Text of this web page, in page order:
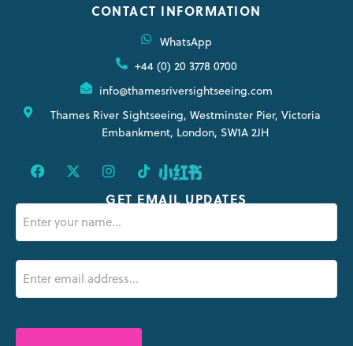
CONTACT INFORMATION
WhatsApp
+44 (0) 20 3778 0700
info@thamesriversightseeing.com
Thames River Sightseeing, Westminster Pier, Victoria
Embankment, London, SW1A 2JH
GET EMAIL UPDATES
(Obligatorio)